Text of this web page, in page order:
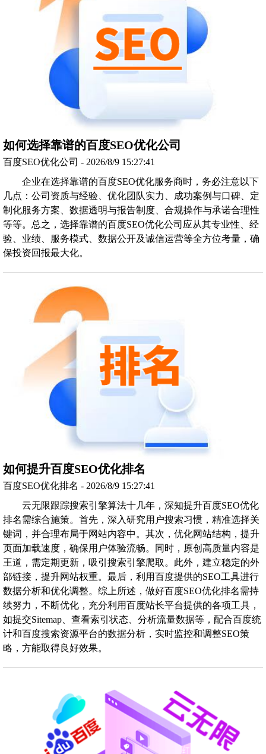
如何选择靠谱的百度SEO优化公司
百度SEO优化公司 - 2026/8/9 15:27:41
企业在选择靠谱的百度SEO优化服务商时，务必注意以下
几点：公司资质与经验、优化团队实力、成功案例与口碑、定
制化服务方案、数据透明与报告制度、合规操作与承诺合理性
等等。总之，选择靠谱的百度SEO优化公司应从其专业性、经
验、业绩、服务模式、数据公开及诚信运营等全方位考量，确
保投资回报最大化。
如何提升百度SEO优化排名
百度SEO优化排名 - 2026/8/9 15:27:41
云无限跟踪搜索引擎算法十几年，深知提升百度SEO优化
排名需综合施策。首先，深入研究用户搜索习惯，精准选择关
键词，并合理布局于网站内容中。其次，优化网站结构，提升
页面加载速度，确保用户体验流畅。同时，原创高质量内容是
王道，需定期更新，吸引搜索引擎爬取。此外，建立稳定的外
部链接，提升网站权重。最后，利用百度提供的SEO工具进行
数据分析和优化调整。综上所述，做好百度SEO优化排名需持
续努力，不断优化，充分利用百度站长平台提供的各项工具，
如提交Sitemap、查看索引状态、分析流量数据等，配合百度统
计和百度搜索资源平台的数据分析，实时监控和调整SEO策
略，方能取得良好效果。